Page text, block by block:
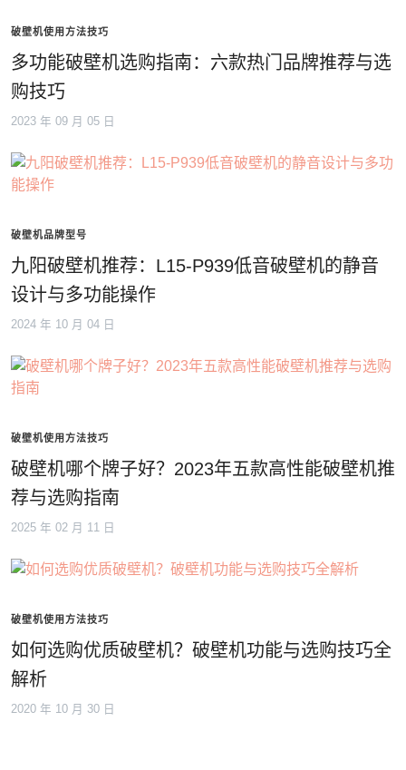
破壁机使用方法技巧
多功能破壁机选购指南：六款热门品牌推荐与选
购技巧
2023 年 09 月 05 日
破壁机品牌型号
九阳破壁机推荐：L15-P939低音破壁机的静音
设计与多功能操作
2024 年 10 月 04 日
破壁机使用方法技巧
破壁机哪个牌子好？2023年五款高性能破壁机推
荐与选购指南
2025 年 02 月 11 日
破壁机使用方法技巧
如何选购优质破壁机？破壁机功能与选购技巧全
解析
2020 年 10 月 30 日